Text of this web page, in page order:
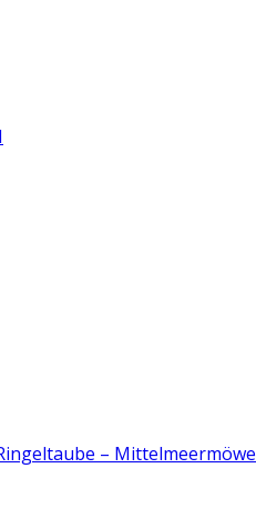
– Mittelmeermöwe